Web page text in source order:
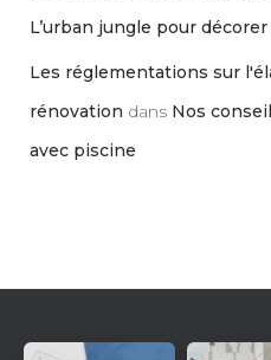
L’urban jungle pour
Les réglementations sur
rénovation dans Nos
avec piscine